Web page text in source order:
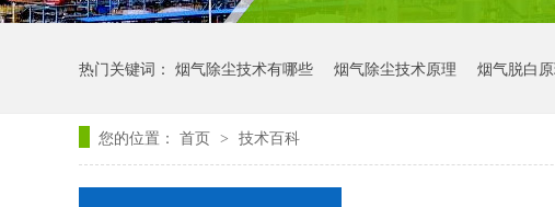
热门关键词： 烟气除尘技术有哪些 烟气除尘技术原理 烟气脱白
您的位置： 首页 > 技术百科